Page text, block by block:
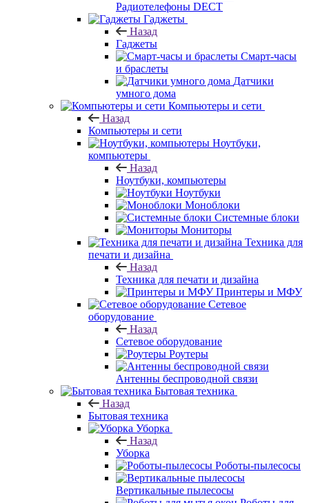
Радиотелефоны DECT
Гаджеты
Назад
Гаджеты
Смарт-часы
и браслеты
Датчики
умного дома
Компьютеры и сети
Назад
Компьютеры и сети
Ноутбуки,
компьютеры
Назад
Ноутбуки, компьютеры
Ноутбуки
Моноблоки
Системные блоки
Мониторы
Техника для
печати и дизайна
Назад
Техника для печати и дизайна
Принтеры и МФУ
Сетевое
оборудование
Назад
Сетевое оборудование
Роутеры
Антенны беспроводной связи
Бытовая техника
Назад
Бытовая техника
Уборка
Назад
Уборка
Роботы-пылесосы
Вертикальные пылесосы